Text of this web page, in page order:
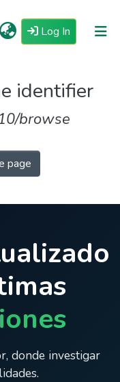
Log In (current)
identifier
browse
page
donde investigar